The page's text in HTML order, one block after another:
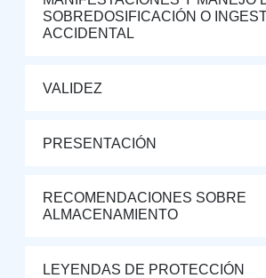
SOBREDOSIFICACIÓN O
ACCIDENTAL
VALIDEZ
PRESENTACIÓN
RECOMENDACIONES SOBRE
ALMACENAMIENTO
LEYENDAS DE PROTECCIÓN